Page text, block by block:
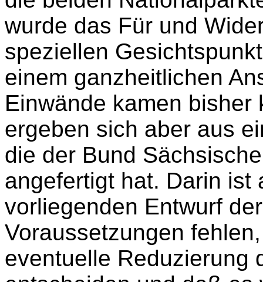
wurde das Für und
speziellen
einem ganzheitlichen
Einwände kamen
ergeben sich aber aus
die der Bund
angefertigt hat. Darin ist
vorliegenden Entwurf
Voraussetzungen
eventuelle Reduzierung